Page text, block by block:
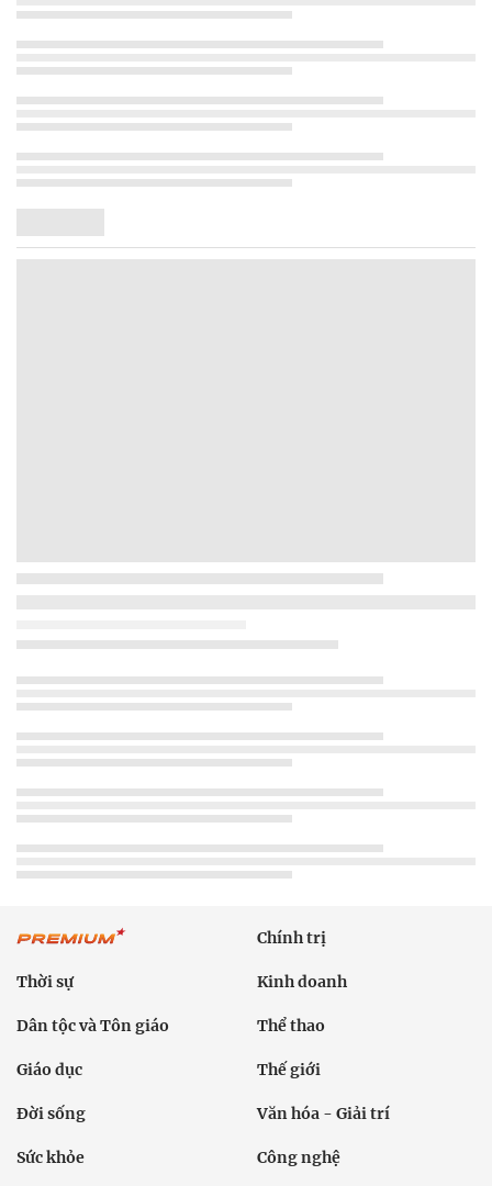
Chính trị
Thời sự Kinh doanh
Dân tộc và Tôn giáo Thể thao
Giáo dục Thế giới
Đời sống Văn hóa - Giải trí
Sức khỏe Công nghệ